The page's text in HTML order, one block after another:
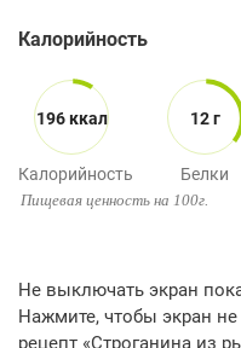
Калорийность
196 ккал
Калорийность
12 г
Белки
Пищевая ценность на 100г.